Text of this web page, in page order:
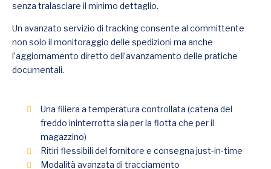
senza tralasciare il minimo dettaglio.
Un avanzato servizio di tracking consente al committente
non solo il monitoraggio delle spedizioni ma anche
l’aggiornamento diretto dell’avanzamento delle pratiche
documentali.
Una filiera a temperatura controllata (catena del
freddo ininterrotta sia per la flotta che per il
magazzino)
Ritiri flessibili del fornitore e consegna just-in-time
Modalità avanzata di tracciamento